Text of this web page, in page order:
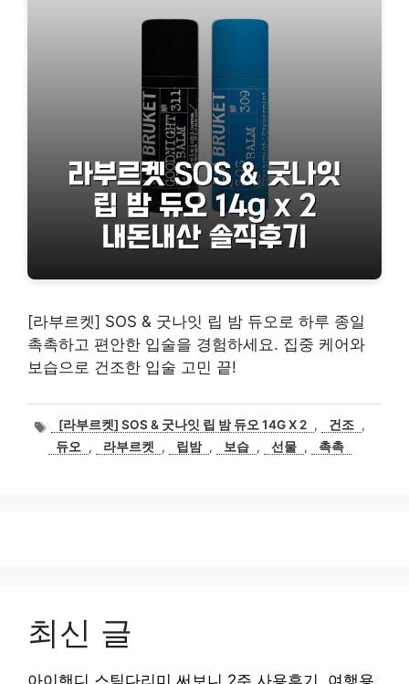
[라부르켓] SOS & 굿나잇 립 밤 듀오로 하루 종일
촉촉하고 편안한 입술을 경험하세요. 집중 케어와
보습으로 건조한 입술 고민 끝!
태
그
[라부르켓] SOS & 굿나잇 립 밤 듀오 14G X 2 , 건조 ,
듀오
, 라부르켓 , 립밤 , 보습 , 선물 , 촉촉
최신 글